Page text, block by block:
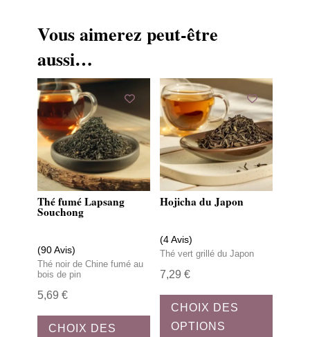
contiennent moins que les feuilles, et la
torréfaction réduit encore ce taux — le kuki-hojicha
est le compagnon idéal de la fin d’après-midi et
des soirées calmes. En été, il se prête aussi
volontiers à une infusion à froid pour une boisson
légère et désaltérante.
Vous aimerez peut-être
aussi…
Thé fumé Lapsang
Souchong
(90 Avis)
Thé noir de Chine fumé au
bois de pin
5,69 €
CHOIX DES
produit
Hojicha du Japon
(4 Avis)
Thé vert grillé du Japon
7,29 €
CHOIX DES
OPTIONS